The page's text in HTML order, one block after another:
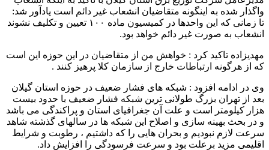
واگذار شده به اینگونه متقاضيان انشعاب غیر دائم است یادآور شد:
تا زمانی که این واحدها در کمیسیون ماده ۱۰۰ تعیین و تکلیف نشوند
انشعاب به صورت غیر دائم خواهد بود.
مهدیزاده تاکید کرد : خواهش من از متقاضيان در این حوزه این است
که از هرگونه ارتباطات خارج از سازمان کلا پرهیز کنند .
وی در ادامه افزود : شبکه های فشار ضعیف در حوزه استان گیلان
بعد از تهران بزرگ طولانی ترین شبکه فشار ضعیف با حدود بیست
هزار کیلومتر است و علت آن جغرافیای استان و پراکندگی می باشد
و در بحث بهینه سازی و اصلاح این شبکه ها در سالهای گذشته شاهد
سرعت لازم نبودیم و بحران هایی را که داشتیم ، رطوبت و شرایط
اقلیمی مزید برعلت بود و سرعت فرسودگی را افزایش داد.